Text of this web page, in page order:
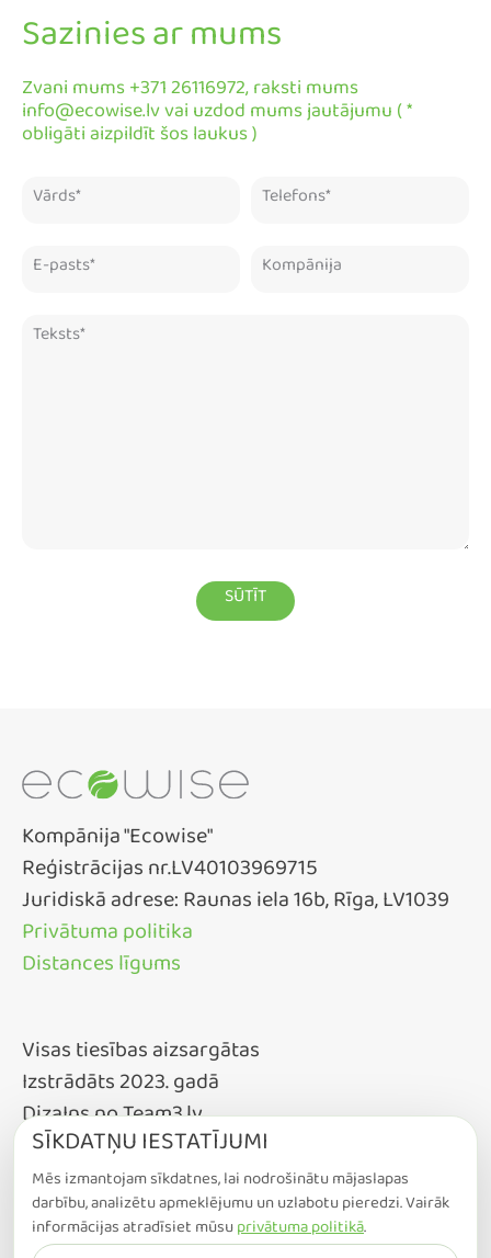
Sazinies ar mums
Zvani mums +371 26116972, raksti mums
info@ecowise.lv vai uzdod mums jautājumu ( *
obligāti aizpildīt šos laukus )
Kompānija "Ecowise"
Reģistrācijas nr.LV40103969715
Juridiskā adrese: Raunas iela 16b, Rīga, LV1039
Privātuma politika
Distances līgums
Visas tiesības aizsargātas
Izstrādāts 2023. gadā
DizaIns no Team3.lv
SĪKDATŅU IESTATĪJUMI
Mēs izmantojam sīkdatnes, lai nodrošinātu mājaslapas
darbību, analizētu apmeklējumu un uzlabotu pieredzi. Vairāk
informācijas atradīsiet mūsuprivātuma politikā.